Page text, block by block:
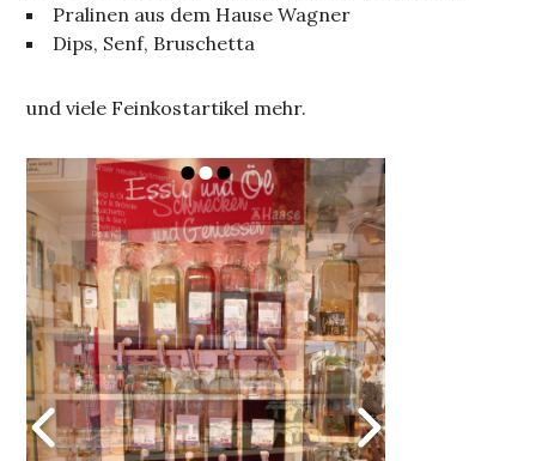
Pralinen aus dem Hause Wagner
Dips, Senf, Bruschetta
und viele Feinkostartikel mehr.